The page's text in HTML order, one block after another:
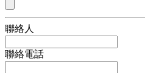
聯絡人
聯絡電話